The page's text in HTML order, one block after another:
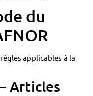
du
applicables à la
Articles